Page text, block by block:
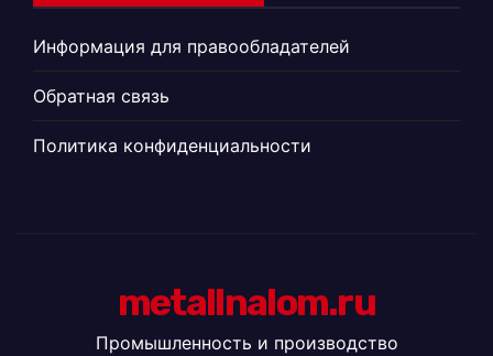
Информация для правообладателей
Обратная связь
Политика конфиденциальности
metallnalom.ru
Промышленность и производство